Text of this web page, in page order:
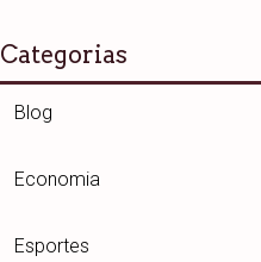
Categorias
Blog
Economia
Esportes